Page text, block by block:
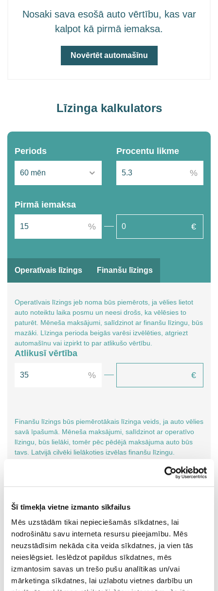
Šī tīmekļa vietne izmanto sīkfailus
Mēs uzstādām tikai nepieciešamās sīkdatnes, lai
nodrošinātu savu interneta resursu pieejamību. Mēs
neuzstādīsim nekāda cita veida sīkdatnes, ja vien tās
neieslēgsiet. Ieslēdzot papildus sīkdatnes, mēs
izmantosim savas un trešo pušu analītikas un/vai
mārketinga sīkdatnes, lai uzlabotu vietnes darbību un
Nosaki sava esošā auto vērtību, kas var
kalpot kā pirmā iemaksa.
Novērtēt automašīnu
Līzinga kalkulators
Periods Procentu likme
Pirmā iemaksa
Operatīvais līzings Finanšu līzings
Operatīvais līzings jeb noma būs piemērots, ja vēlies lietot
auto noteiktu laika posmu un neesi drošs, ka vēlēsies to
paturēt. Mēneša maksājumi, salīdzinot ar finanšu līzingu, būs
mazāki. Līzinga perioda beigās varēsi izvēlēties, atgriezt
automašīnu vai izpirkt to par atlikušo vērtību.
Atlikusī vērtība
Finanšu līzings būs piemērotākais līzinga veids, ja auto vēlies
savā īpašumā. Mēneša maksājumi, salīdzinot ar operatīvo
līzingu, būs lielāki, tomēr pēc pēdējā maksājuma auto būs
tavs. Latvijā cilvēki lielākoties izvēlas finanšu līzingu.
Ņem vērā!Šis aprēķins ir provizorisks un var atšķirties no Jums
piedāvātajiem galīgajiem noteikumiem un nosacījumiem. Procentu
likme ir atkarīga no klienta profila un izvēlētā transportlīdzekļa.
Uzdot jautājumu